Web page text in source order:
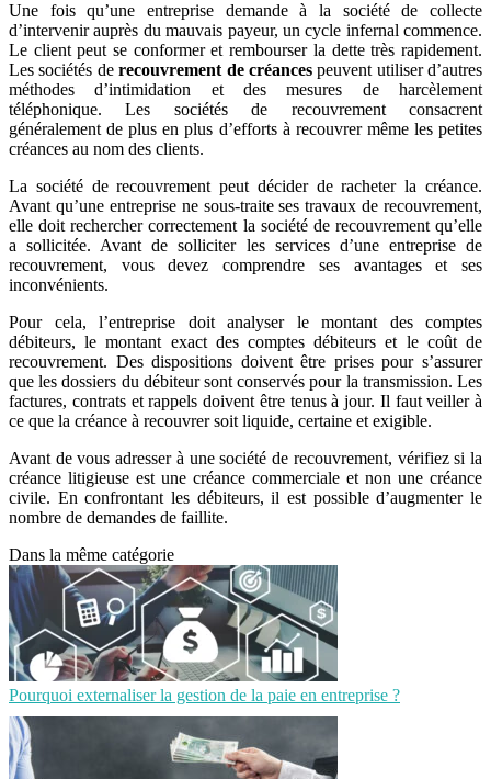
Une fois qu’une entreprise demande à la société de collecte
d’intervenir auprès du mauvais payeur, un cycle infernal commence.
Le client peut se conformer et rembourser la dette très rapidement.
Les sociétés derecouvrement de créancespeuvent utiliser d’autres
méthodes d’intimidation et des mesures de harcèlement
téléphonique. Les sociétés de recouvrement consacrent
généralement de plus en plus d’efforts à recouvrer même les petites
créances au nom des clients.
La société de recouvrement peut décider de racheter la créance.
Avant qu’une entreprise ne sous-traite ses travaux de recouvrement,
elle doit rechercher correctement la société de recouvrement qu’elle
a sollicitée. Avant de solliciter les services d’une entreprise de
recouvrement, vous devez comprendre ses avantages et ses
inconvénients.
Pour cela, l’entreprise doit analyser le montant des comptes
débiteurs, le montant exact des comptes débiteurs et le coût de
recouvrement. Des dispositions doivent être prises pour s’assurer
que les dossiers du débiteur sont conservés pour la transmission. Les
factures, contrats et rappels doivent être tenus à jour. Il faut veiller à
ce que la créance à recouvrer soit liquide, certaine et exigible.
Avant de vous adresser à une société de recouvrement, vérifiez si la
créance litigieuse est une créance commerciale et non une créance
civile. En confrontant les débiteurs, il est possible d’augmenter le
nombre de demandes de faillite.
Dans la même catégorie
Pourquoi externaliser la gestion de la paie en entreprise ?